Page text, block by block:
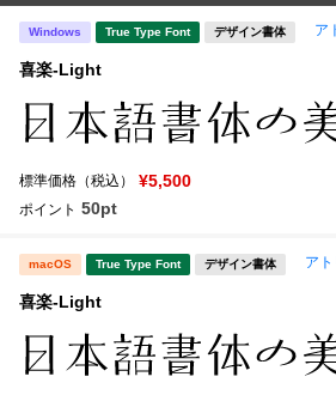
Windows True Type Font デザイン書体 ア
喜楽-Light
標準価格（税込） ¥5,500
ポイント 50pt
macOS True Type Font デザイン書体 ア
喜楽-Light